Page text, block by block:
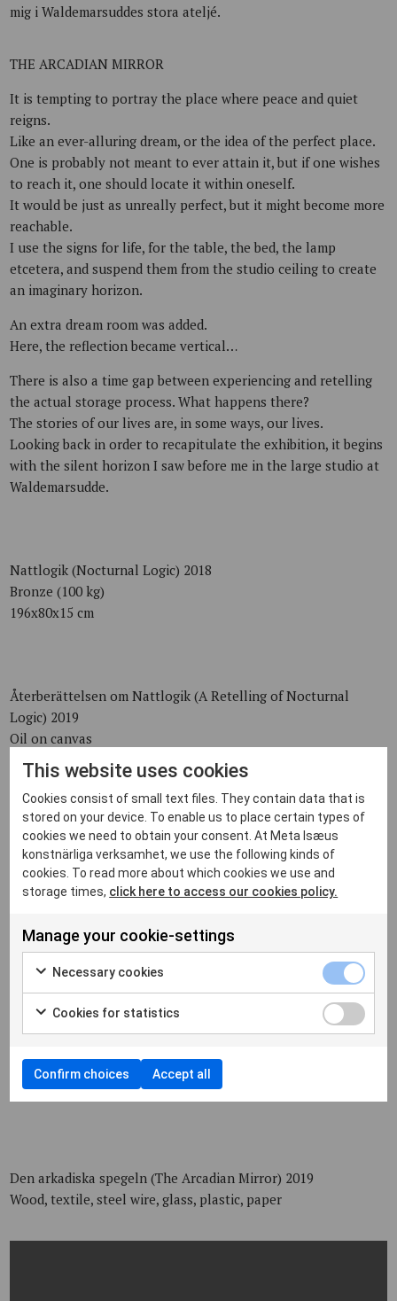
mig i Waldemarsuddes stora ateljé.
THE ARCADIAN MIRROR
It is tempting to portray the place where peace and quiet
reigns.
Like an ever-alluring dream, or the idea of the perfect place.
One is probably not meant to ever attain it, but if one wishes
to reach it, one should locate it within oneself.
It would be just as unreally perfect, but it might become more
reachable.
I use the signs for life, for the table, the bed, the lamp
etcetera, and suspend them from the studio ceiling to create
an imaginary horizon.
An extra dream room was added.
Here, the reflection became vertical…
There is also a time gap between experiencing and retelling
the actual storage process. What happens there?
The stories of our lives are, in some ways, our lives.
Looking back in order to recapitulate the exhibition, it begins
with the silent horizon I saw before me in the large studio at
Waldemarsudde.
Nattlogik (Nocturnal Logic) 2018
Bronze (100 kg)
196x80x15 cm
Återberättelsen om Nattlogik (A Retelling of Nocturnal
Logic) 2019
Oil on canvas
190x140 cm
Preparation 2017
Bronze (50 kg)
94x95x11 cm
Återberättelsen om Preparation (A Retelling of Preparation)
2019
Oil on canvas
156x136 cm
Den arkadiska spegeln (The Arcadian Mirror) 2019
Wood, textile, steel wire, glass, plastic, paper
This website uses cookies
Cookies consist of small text files. They contain data that is
stored on your device. To enable us to place certain types of
cookies we need to obtain your consent. At Meta Isæus
konstnärliga verksamhet, we use the following kinds of
cookies. To read more about which cookies we use and
storage times, click here to access our cookies policy.
Manage your cookie-settings
Necessary cookies
Cookies for statistics
Confirm choices Accept all